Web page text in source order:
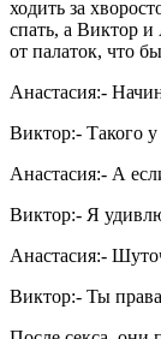
ходить за
спать, а Виктор
от палаток, что
Анастасия:-
Виктор:- Такого
Анастасия:- А
Виктор:- Я
Анастасия:-
Виктор:- Ты